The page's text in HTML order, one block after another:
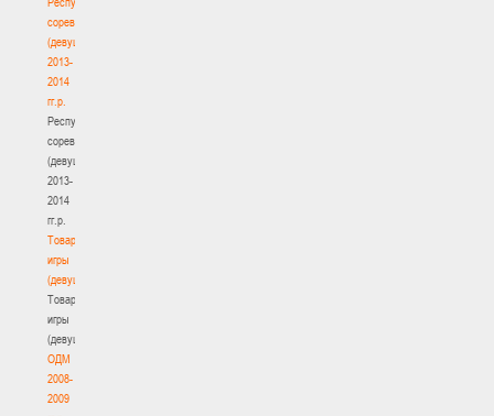
соревнования
(девушки)
2013-
2014
гг.р.
Республиканские
соревнования
(девушки)
2013-
2014
гг.р.
Товарищеские
игры
(девушки)
Товарищеские
игры
(девушки)
ОДМ
2008-
2009